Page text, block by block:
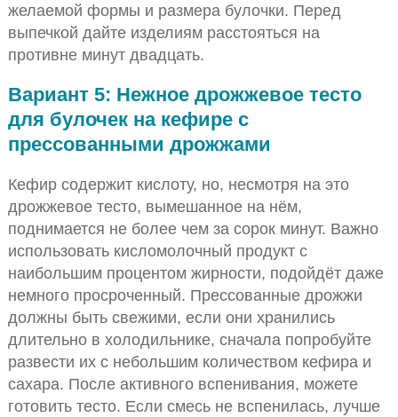
желаемой формы и размера булочки. Перед
выпечкой дайте изделиям расстояться на
противне минут двадцать.
Вариант 5: Нежное дрожжевое тесто
для булочек на кефире с
прессованными дрожжами
Кефир содержит кислоту, но, несмотря на это
дрожжевое тесто, вымешанное на нём,
поднимается не более чем за сорок минут. Важно
использовать кисломолочный продукт с
наибольшим процентом жирности, подойдёт даже
немного просроченный. Прессованные дрожжи
должны быть свежими, если они хранились
длительно в холодильнике, сначала попробуйте
развести их с небольшим количеством кефира и
сахара. После активного вспенивания, можете
готовить тесто. Если смесь не вспенилась, лучше